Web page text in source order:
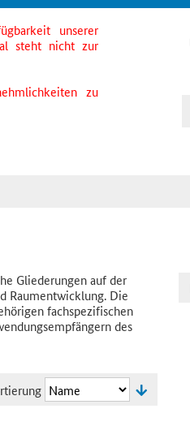
unserer
steht nicht zur
zu
Gliederungen auf der
Raumentwicklung. Die
fachspezifischen
des